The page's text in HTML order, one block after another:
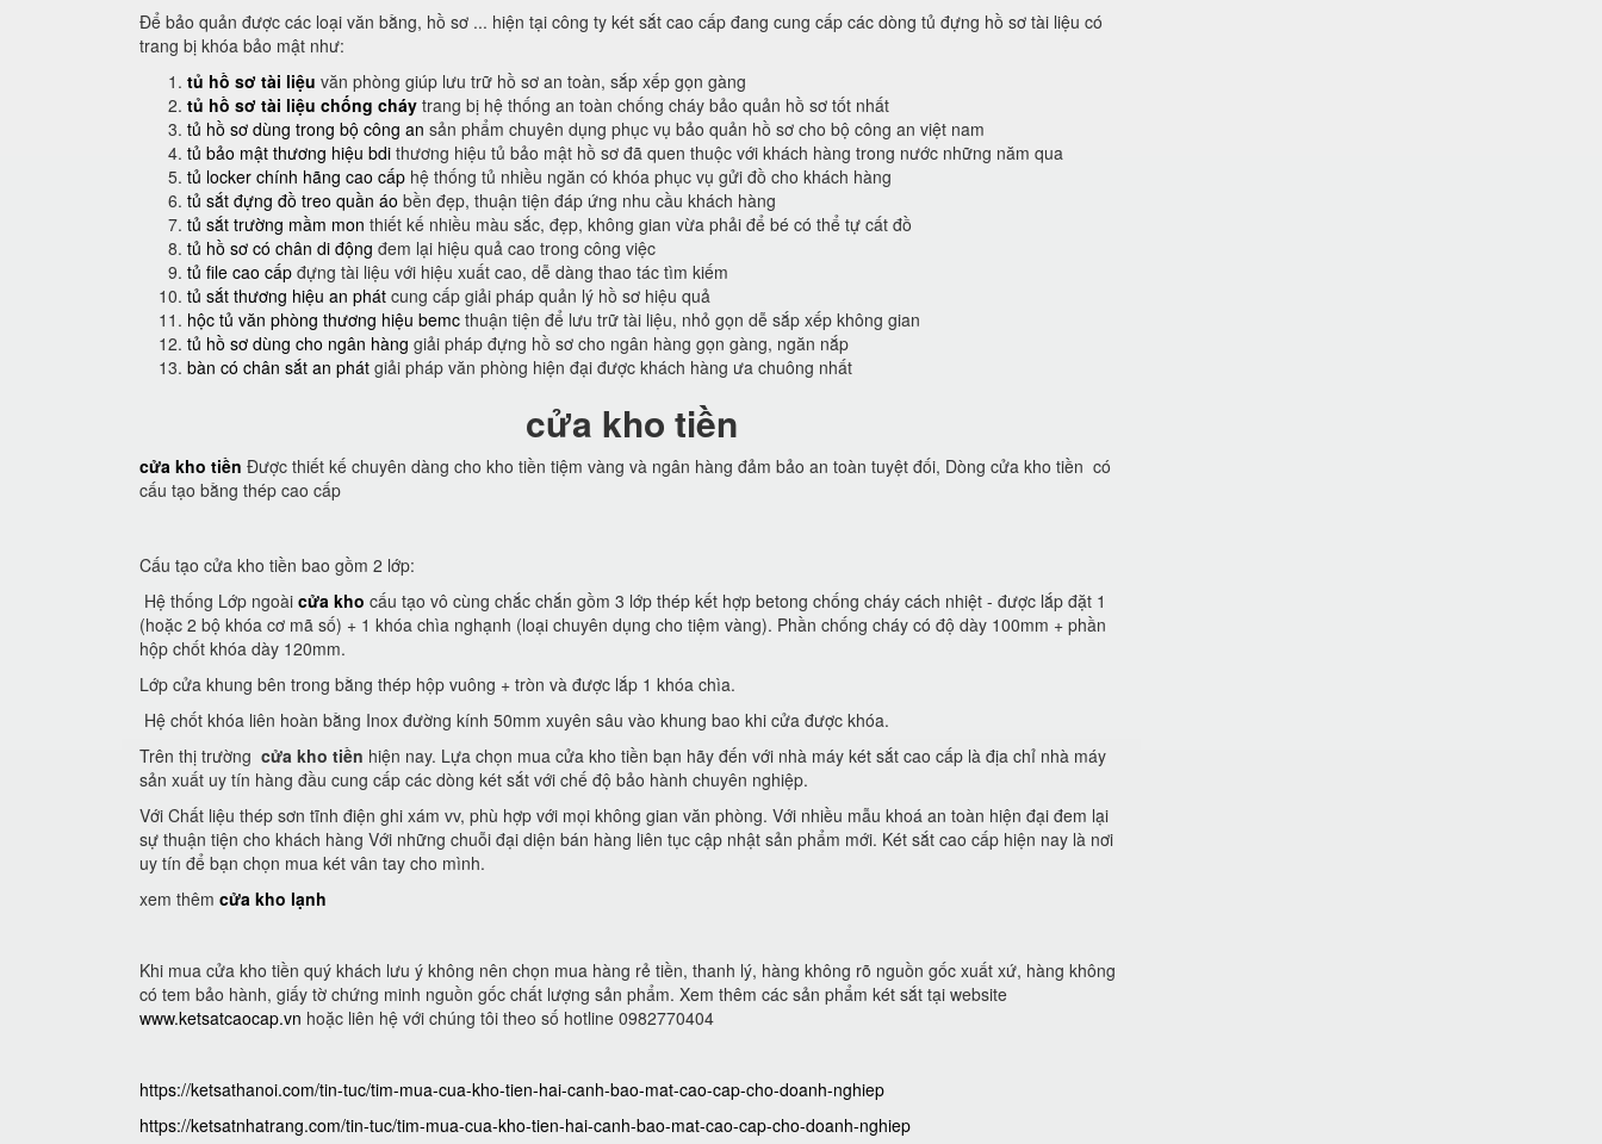
Để bảo quản được các loại văn bằng, hồ sơ ... hiện tại công ty két sắt cao cấp đang cung cấp các dòng tủ đựng hồ sơ tài liệu có
trang bị khóa bảo mật như:
tủ hồ sơ tài liệu văn phòng giúp lưu trữ hồ sơ an toàn, sắp xếp gọn gàng
tủ hồ sơ tài liệu chống cháy trang bị hệ thống an toàn chống cháy bảo quản hồ sơ tốt nhất
tủ hồ sơ dùng trong bộ công an sản phẩm chuyên dụng phục vụ bảo quản hồ sơ cho bộ công an việt nam
tủ bảo mật thương hiệu bdi thương hiệu tủ bảo mật hồ sơ đã quen thuộc với khách hàng trong nước những năm qua
tủ locker chính hãng cao cấp hệ thống tủ nhiều ngăn có khóa phục vụ gửi đồ cho khách hàng
tủ sắt đựng đồ treo quần áo bền đẹp, thuận tiện đáp ứng nhu cầu khách hàng
tủ sắt trường mầm mon thiết kế nhiều màu sắc, đẹp, không gian vừa phải để bé có thể tự cất đồ
tủ hồ sơ có chân di động đem lại hiệu quả cao trong công việc
tủ file cao cấp đựng tài liệu với hiệu xuất cao, dễ dàng thao tác tìm kiếm
tủ sắt thương hiệu an phát cung cấp giải pháp quản lý hồ sơ hiệu quả
hộc tủ văn phòng thương hiệu bemc thuận tiện để lưu trữ tài liệu, nhỏ gọn dễ sắp xếp không gian
tủ hồ sơ dùng cho ngân hàng giải pháp đựng hồ sơ cho ngân hàng gọn gàng, ngăn nắp
bàn có chân sắt an phát giải pháp văn phòng hiện đại được khách hàng ưa chuông nhất
cửa kho tiền
cửa kho tiền Được thiết kế chuyên dàng cho kho tiền tiệm vàng và ngân hàng đảm bảo an toàn tuyệt đối, Dòng cửa kho tiền có
cấu tạo bằng thép cao cấp
Cấu tạo cửa kho tiền bao gồm 2 lớp:
Hệ thống Lớp ngoài cửa kho cấu tạo vô cùng chắc chắn gồm 3 lớp thép kết hợp betong chống cháy cách nhiệt - được lắp đặt 1
(hoặc 2 bộ khóa cơ mã số) + 1 khóa chìa nghạnh (loại chuyên dụng cho tiệm vàng). Phần chống cháy có độ dày 100mm + phần
hộp chốt khóa dày 120mm.
Lớp cửa khung bên trong bằng thép hộp vuông + tròn và được lắp 1 khóa chìa.
Hệ chốt khóa liên hoàn bằng Inox đường kính 50mm xuyên sâu vào khung bao khi cửa được khóa.
Trên thị trường cửa kho tiền hiện nay. Lựa chọn mua cửa kho tiền bạn hãy đến với nhà máy két sắt cao cấp là địa chỉ nhà máy
sản xuất uy tín hàng đầu cung cấp các dòng két sắt với chế độ bảo hành chuyên nghiệp.
Với Chất liệu thép sơn tĩnh điện ghi xám vv, phù hợp với mọi không gian văn phòng. Với nhiều mẫu khoá an toàn hiện đại đem lại
sự thuận tiện cho khách hàng Với những chuỗi đại diện bán hàng liên tục cập nhật sản phẩm mới. Két sắt cao cấp hiện nay là nơi
uy tín để bạn chọn mua két vân tay cho mình.
xem thêm cửa kho lạnh
Khi mua cửa kho tiền quý khách lưu ý không nên chọn mua hàng rẻ tiền, thanh lý, hàng không rõ nguồn gốc xuất xứ, hàng không
có tem bảo hành, giấy tờ chứng minh nguồn gốc chất lượng sản phẩm. Xem thêm các sản phẩm két sắt tại website
www.ketsatcaocap.vn hoặc liên hệ với chúng tôi theo số hotline 0982770404
https://ketsathanoi.com/tin-tuc/tim-mua-cua-kho-tien-hai-canh-bao-mat-cao-cap-cho-doanh-nghiep
https://ketsatnhatrang.com/tin-tuc/tim-mua-cua-kho-tien-hai-canh-bao-mat-cao-cap-cho-doanh-nghiep